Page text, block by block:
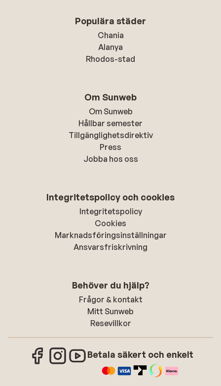
Populära städer
Chania
Alanya
Rhodos-stad
Om Sunweb
Om Sunweb
Hållbar semester
Tillgänglighetsdirektiv
Press
Jobba hos oss
Integritetspolicy och cookies
Integritetspolicy
Cookies
Marknadsföringsinställningar
Ansvarsfriskrivning
Behöver du hjälp?
Frågor & kontakt
Mitt Sunweb
Resevillkor
Betala säkert och enkelt